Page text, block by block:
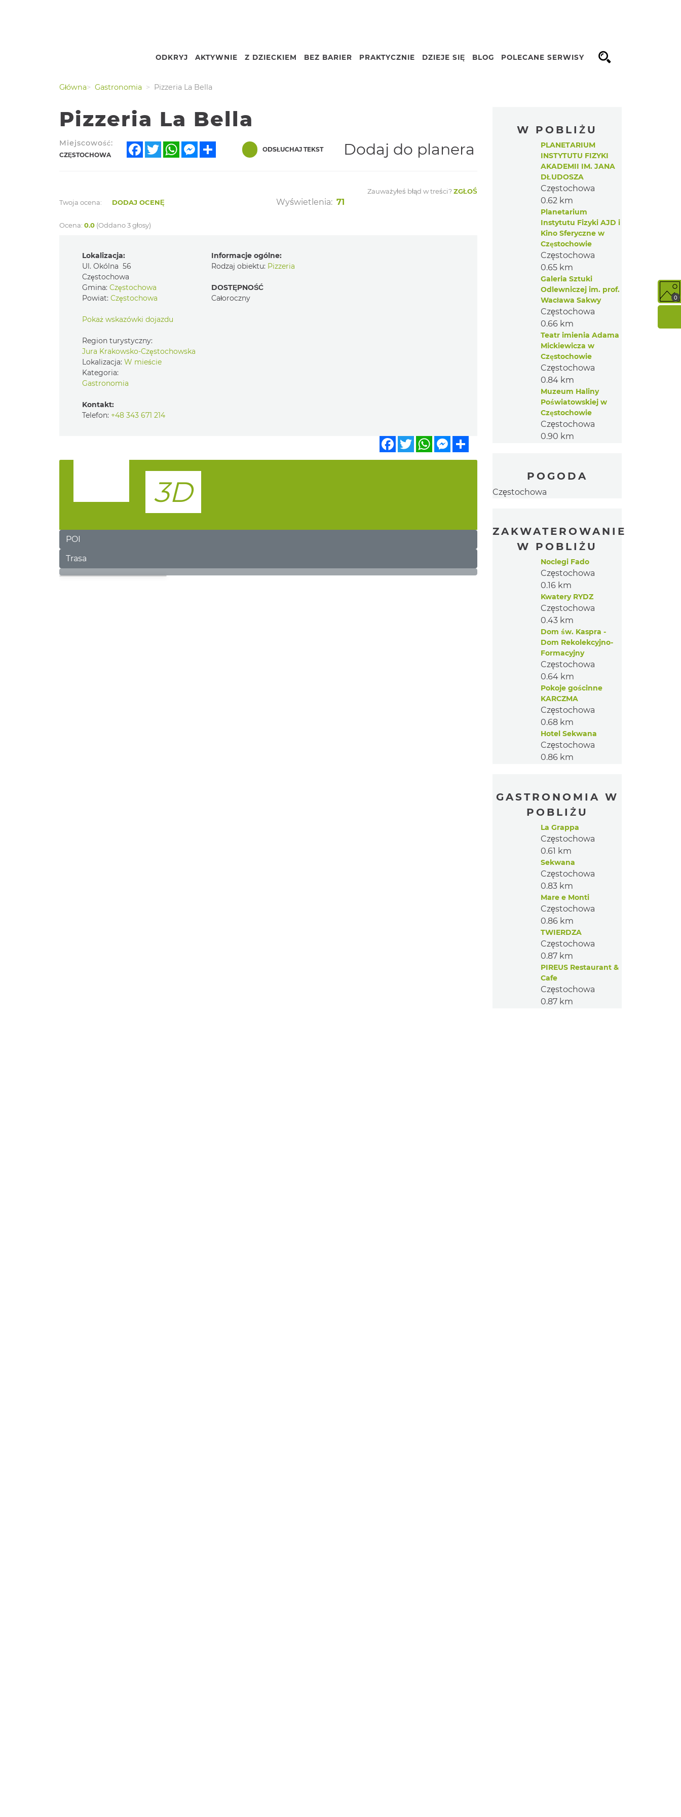
ODKRYJ AKTYWNIE Z DZIECKIEM BEZ BARIER PRAKTYCZNIE DZIEJE SIĘ BLOG POLECANE SERWISY
Nr. Podgląd
Główna Gastronomia Pizzeria La Bella
Pizzeria La Bella
Miejscowość:
CZĘSTOCHOWA
FacebookTwitterWhatsAppMessenger ODSŁUCHAJ TEKST Dodaj do planera
Zauważyłeś błąd w treści?ZGŁOŚ
Twoja ocena:
DODAJ OCENĘ
Ocena: 0.0 (Oddano 3 głosy)
Wyświetlenia: 71
Lokalizacja:
Ul. Okólna 56
Częstochowa
Gmina: Częstochowa
Powiat: Częstochowa
Pokaż wskazówki dojazdu
Region turystyczny:
Jura Krakowsko-Częstochowska
Lokalizacja: W mieście
Kategoria:
Gastronomia
Kontakt:
Telefon: +48 343 671 214
Informacje ogólne:
Rodzaj obiektu: Pizzeria
DOSTĘPNOŚĆ
Całoroczny
FacebookTwitterWhatsAppMessenger
POI
Trasa
W POBLIŻU
PLANETARIUM
INSTYTUTU FIZYKI
AKADEMII IM. JANA
DŁUDOSZA
Częstochowa
0.62 km
Planetarium
Instytutu Fizyki AJD i
Kino Sferyczne w
Częstochowie
Częstochowa
0.65 km
Galeria Sztuki
Odlewniczej im. prof.
Wacława Sakwy
Częstochowa
0.66 km
Teatr imienia Adama
Mickiewicza w
Częstochowie
Częstochowa
0.84 km
Muzeum Haliny
Poświatowskiej w
Częstochowie
Częstochowa
0.90 km
POGODA
Częstochowa
ZAKWATEROWANIE
W POBLIŻU
Noclegi Fado
Częstochowa
0.16 km
Kwatery RYDZ
Częstochowa
0.43 km
Dom św. Kaspra -
Dom Rekolekcyjno-
Formacyjny
Częstochowa
0.64 km
Pokoje gościnne
KARCZMA
Częstochowa
0.68 km
Hotel Sekwana
Częstochowa
0.86 km
GASTRONOMIA W
POBLIŻU
La Grappa
Częstochowa
0.61 km
Sekwana
Częstochowa
0.83 km
Mare e Monti
Częstochowa
0.86 km
TWIERDZA
Częstochowa
0.87 km
PIREUS Restaurant &
Cafe
Częstochowa
0.87 km
0